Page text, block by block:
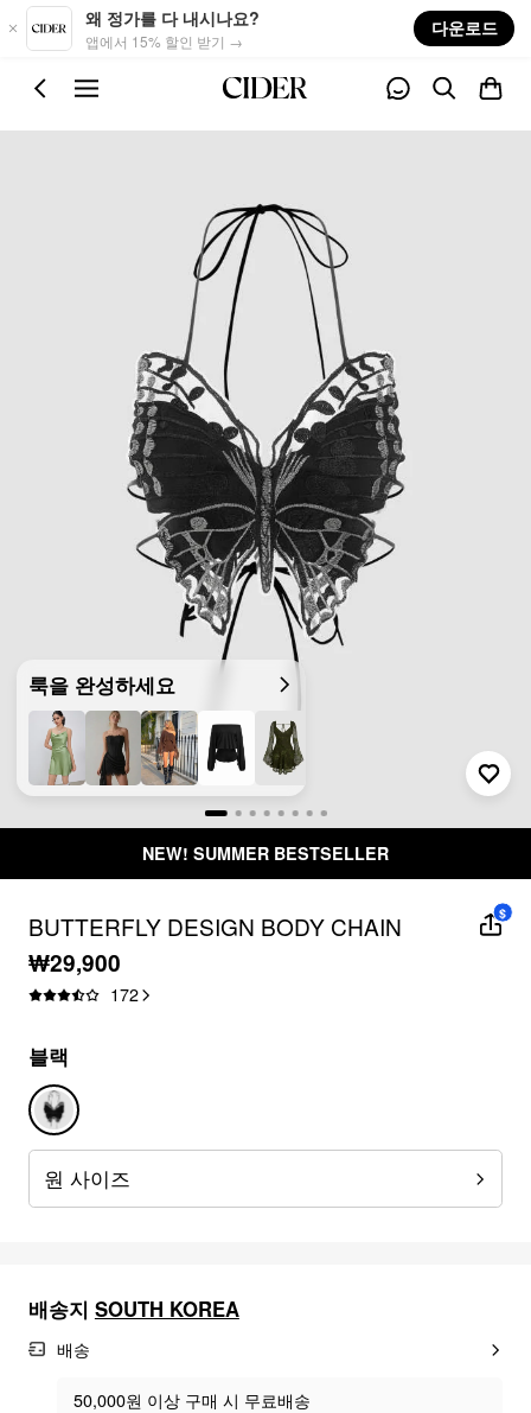
Skip to main content
왜 정가를 다 내시나요?
앱에서 15% 할인 받기 →
다운로드
룩을 완성하세요
NEW! SUMMER BESTSELLER
BUTTERFLY DESIGN BODY CHAIN
₩29,900
172
$
블랙
원 사이즈
배송지 SOUTH KOREA
배송
50,000원 이상 구매 시 무료배송